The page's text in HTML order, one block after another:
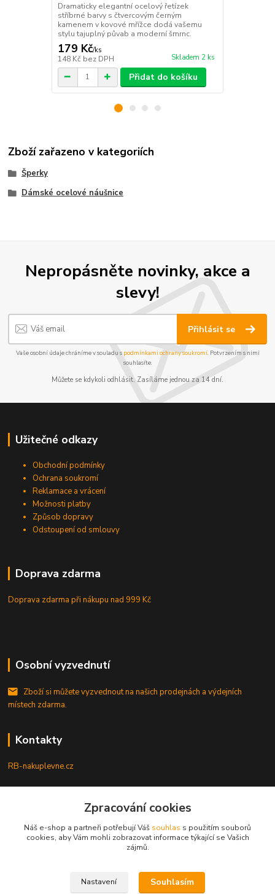
Dramaticky elegantní ocelový řetízek
stříbrné barvy s čtvercovým černým
kamenem v kovové mřížce dodá vašemu
stylu tajuplný půvab a moderní šmrnc.
179 Kč/ks
148 Kč bez DPH Skladem 2 ks
Přidat do košíku
Zboží zařazeno v kategoriích
Šperky
Dámské ocelové náušnice
Nepropásněte novinky, akce a
slevy!
Přihlásit se
Vaše osobní údaje chráníme v souladu s podmínkami ochrany soukromí. Potvrzením s nimi
souhlasíte.
Můžete se kdykoli odhlásit. Zasíláme jednou za 14 dní.
Užitečné odkazy
Obchodní podmínky
Ochrana soukromí
Reklamace a vrácení
Možnosti platby
Způsob dopravy
Odstoupení od smlouvy
Doprava zdarma
Doprava zdarma při nákupunad 999 Kč
Osobní vyzvednutí
Zboží si můžete vyzvednout na našich prodejnách a výdejních
místech zdarma.
Kontakty
RB-nakuplevne.cz
+420 222722421
info@rb-nakuplevne.cz
Zpracování cookies
Náš e-shop a partneři potřebují Váš souhlas s použitím souborů
cookies, aby Vám mohli zobrazovat informace týkající se Vašich
zájmů.
Nastavení Souhlasím